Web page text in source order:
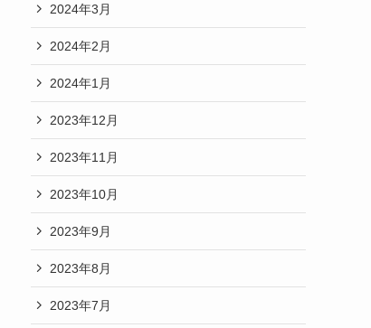
2024年3月
2024年2月
2024年1月
2023年12月
2023年11月
2023年10月
2023年9月
2023年8月
2023年7月